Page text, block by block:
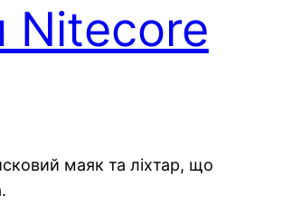
Nitecore
маяк та ліхтар, що